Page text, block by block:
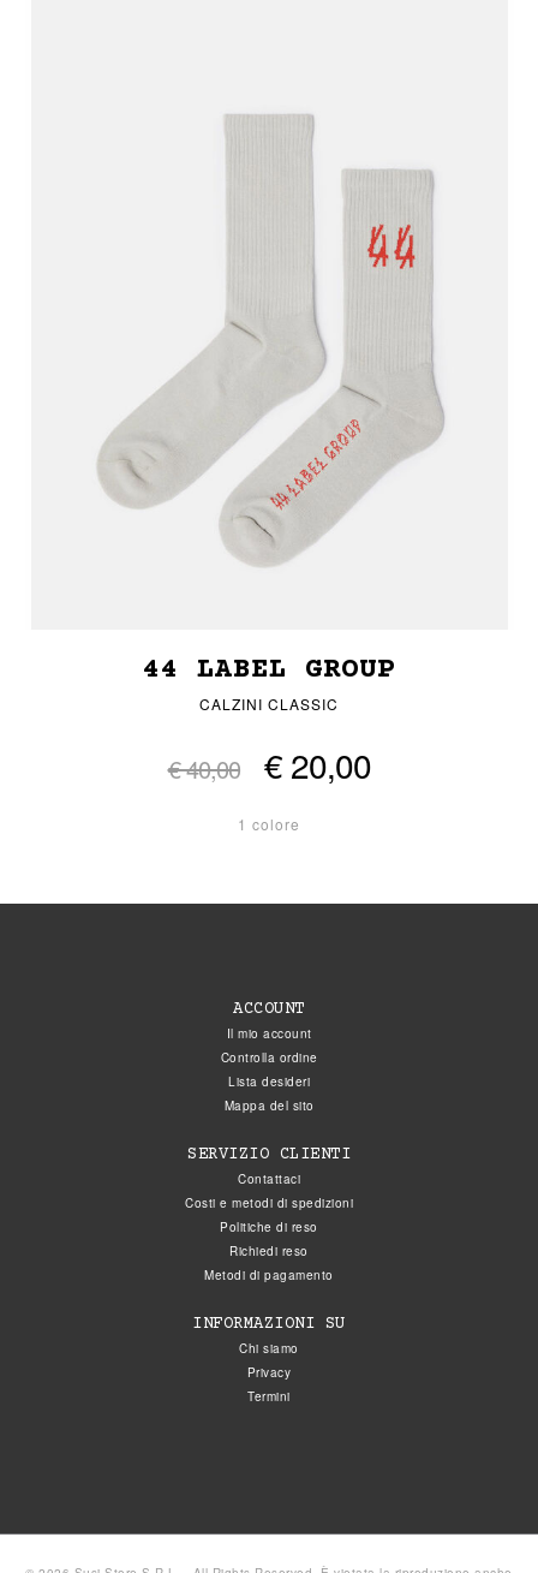
44 LABEL GROUP
CALZINI CLASSIC
€ 40,00 € 20,00
1 colore
ACCOUNT
Il mio account
Controlla ordine
Lista desideri
Mappa del sito
SERVIZIO CLIENTI
Contattaci
Costi e metodi di spedizioni
Politiche di reso
Richiedi reso
Metodi di pagamento
INFORMAZIONI SU
Chi siamo
Privacy
Termini